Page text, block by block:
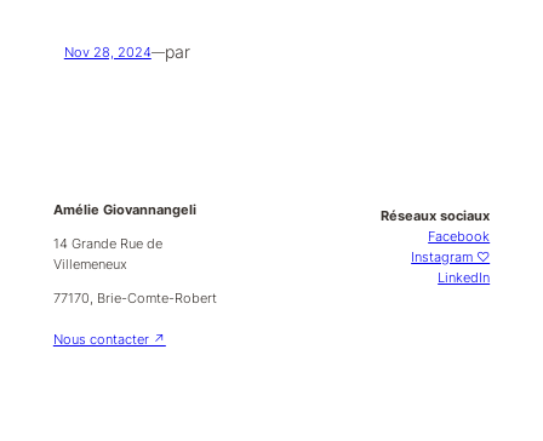
Nov 28, 2024—par
Amélie Giovannangeli
14 Grande Rue de
Villemeneux
77170, Brie-Comte-Robert
Nous contacter ↗
Réseaux sociaux
Facebook
Instagram ♡
LinkedIn